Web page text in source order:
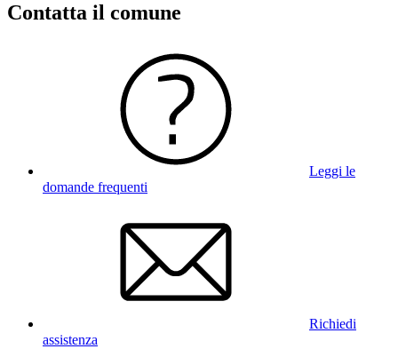
Contatta il comune
Leggi le
domande frequenti
Richiedi
assistenza